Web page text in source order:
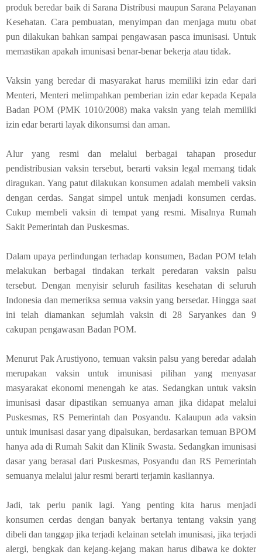
produk beredar baik di Sarana Distribusi maupun Sarana Pelayanan
Kesehatan. Cara pembuatan, menyimpan dan menjaga mutu obat
pun dilakukan bahkan sampai pengawasan pasca imunisasi. Untuk
memastikan apakah imunisasi benar-benar bekerja atau tidak.
Vaksin yang beredar di masyarakat harus memiliki izin edar dari
Menteri, Menteri melimpahkan pemberian izin edar kepada Kepala
Badan POM (PMK 1010/2008) maka vaksin yang telah memiliki
izin edar berarti layak dikonsumsi dan aman.
Alur yang resmi dan melalui berbagai tahapan prosedur
pendistribusian vaksin tersebut, berarti vaksin legal memang tidak
diragukan. Yang patut dilakukan konsumen adalah membeli vaksin
dengan cerdas. Sangat simpel untuk menjadi konsumen cerdas.
Cukup membeli vaksin di tempat yang resmi. Misalnya Rumah
Sakit Pemerintah dan Puskesmas.
Dalam upaya perlindungan terhadap konsumen, Badan POM telah
melakukan berbagai tindakan terkait peredaran vaksin palsu
tersebut. Dengan menyisir seluruh fasilitas kesehatan di seluruh
Indonesia dan memeriksa semua vaksin yang bersedar. Hingga saat
ini telah diamankan sejumlah vaksin di 28 Saryankes dan 9
cakupan pengawasan Badan POM.
Menurut Pak Arustiyono, temuan vaksin palsu yang beredar adalah
merupakan vaksin untuk imunisasi pilihan yang menyasar
masyarakat ekonomi menengah ke atas. Sedangkan untuk vaksin
imunisasi dasar dipastikan semuanya aman jika didapat melalui
Puskesmas, RS Pemerintah dan Posyandu. Kalaupun ada vaksin
untuk imunisasi dasar yang dipalsukan, berdasarkan temuan BPOM
hanya ada di Rumah Sakit dan Klinik Swasta. Sedangkan imunisasi
dasar yang berasal dari Puskesmas, Posyandu dan RS Pemerintah
semuanya melalui jalur resmi berarti terjamin kasliannya.
Jadi, tak perlu panik lagi. Yang penting kita harus menjadi
konsumen cerdas dengan banyak bertanya tentang vaksin yang
dibeli dan tanggap jika terjadi kelainan setelah imunisasi, jika terjadi
alergi, bengkak dan kejang-kejang makan harus dibawa ke dokter